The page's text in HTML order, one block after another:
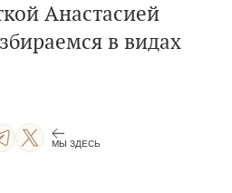
Анастасией
в видах
МЫ ЗДЕСЬ